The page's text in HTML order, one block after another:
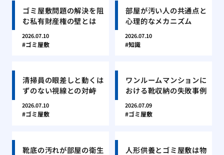
ゴミ屋敷問題の解決を阻
む私有財産権の壁とは
2026.07.10
ゴミ屋敷
部屋が汚い人の共通点と
心理的なメカニズム
2026.07.10
知識
清掃員の眼差しと動くは
ずのない視線との対峙
2026.07.10
ゴミ屋敷
ワンルームマンションに
おける靴収納の失敗事例
2026.07.09
ゴミ屋敷
靴底の汚れが部屋の衛生
人形供養とゴミ屋敷は物